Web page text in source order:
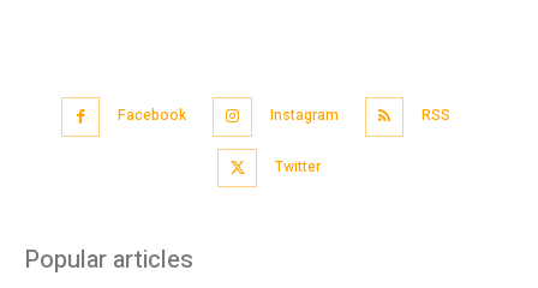
Facebook Instagram RSS
Twitter
Popular articles